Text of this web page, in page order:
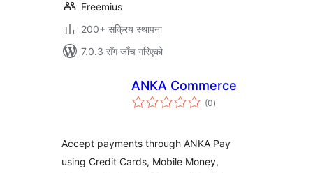
Freemius
200+ सक्रिय स्थापना
7.0.3 सँग जाँच गरिएको
ANKA Commerce
(0कुल
रेटिङ्गहरू
)
Accept payments through ANKA Pay
using Credit Cards, Mobile Money,